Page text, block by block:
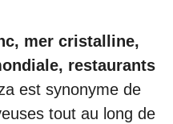
mer cristalline,
restaurants
est synonyme de
tout au long de